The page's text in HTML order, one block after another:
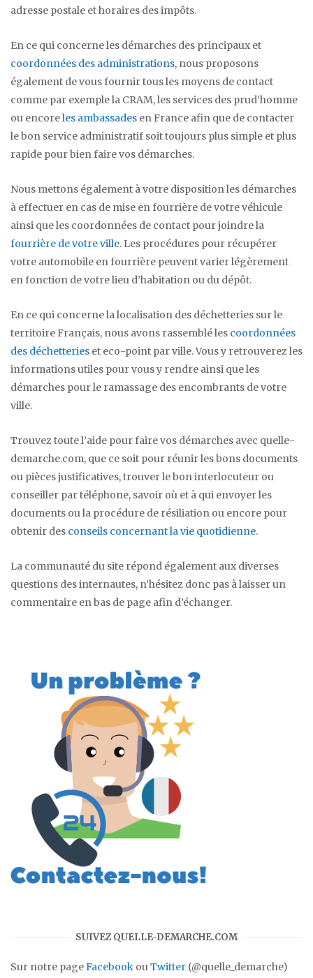
adresse postale et horaires des impôts.
En ce qui concerne les démarches des principaux et
coordonnées des administrations, nous proposons
également de vous fournir tous les moyens de contact
comme par exemple la CRAM, les services des prud’homme
ou encoreles ambassades en France afin que de contacter
le bon service administratif soit toujours plus simple et plus
rapide pour bien faire vos démarches.
Nous mettons également à votre disposition les démarches
à effectuer en cas de mise en fourrière de votre véhicule
ainsi que les coordonnées de contact pour joindre la
fourrière de votre ville. Les procédures pour récupérer
votre automobile en fourrière peuvent varier légèrement
en fonction de votre lieu d’habitation ou du dépôt.
En ce qui concerne la localisation des déchetteries sur le
territoire Français, nous avons rassemblé les coordonnées
des déchetteries et eco-point par ville. Vous y retrouverez les
informations utiles pour vous y rendre ainsi que les
démarches pour le ramassage des encombrants de votre
ville.
Trouvez toute l’aide pour faire vos démarches avec quelle-
demarche.com, que ce soit pour réunir les bons documents
ou pièces justificatives, trouver le bon interlocuteur ou
conseiller par téléphone, savoir où et à qui envoyer les
documents ou la procédure de résiliation ou encore pour
obtenir des conseils concernant la vie quotidienne.
La communauté du site répond également aux diverses
questions des internautes, n’hésitez donc pas à laisser un
commentaire en bas de page afin d’échanger.
SUIVEZ QUELLE-DEMARCHE.COM
Sur notre pageFacebook ouTwitter (@quelle_demarche)